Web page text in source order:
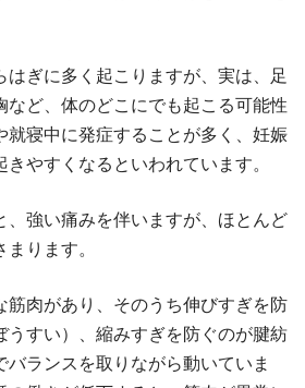
はぎに多く起こりますが、実は、足
など、体のどこにでも起こる可能性
就寝中に発症することが多く、妊娠
やすくなるといわれています。
、強い痛みを伴いますが、ほとんど
ります。
筋肉があり、そのうち伸びすぎを防
うすい）、縮みすぎを防ぐのが腱紡
バランスを取りながら動いていま